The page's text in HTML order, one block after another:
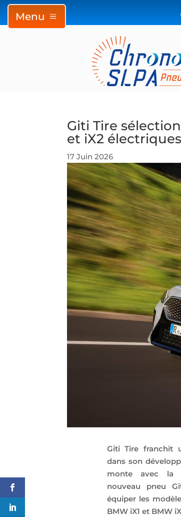
Menu
Giti Tire
et iX2 électriques
17 Juin 2026
Giti Tire franchit
dans son
monte avec la
nouveau pneu
équiper les
BMW iX1 et BMW